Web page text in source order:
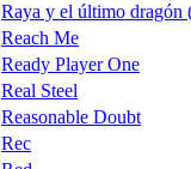
Raya y el último dragón
Reach Me
Ready Player One
Real Steel
Reasonable Doubt
Rec